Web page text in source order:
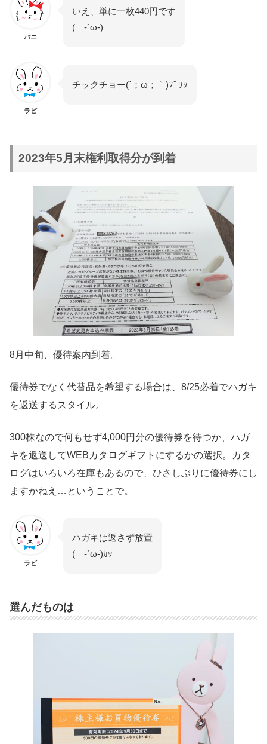
バニ
いえ、単に一枚440円です
( -`ω-)
ラビ
チックチョー(´；ω；｀)ﾌﾞﾜｯ
2023年5月末権利取得分が到着
8月中旬、優待案内到着。
優待券でなく代替品を希望する場合は、8/25必着でハガキ
を返送するスタイル。
300株なので何もせず4,000円分の優待券を待つか、ハガ
キを返送してWEBカタログギフトにするかの選択。カタ
ログはいろいろ在庫もあるので、ひさしぶりに優待券にし
ますかねえ…ということで。
ラビ
ハガキは返さず放置
( -`ω-)ｶｯ
選んだものは